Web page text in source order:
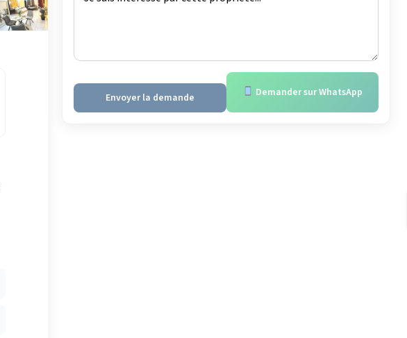
Envoyer la demande Demander sur WhatsApp